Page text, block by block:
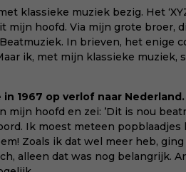
klassieke muziek bezig. Het
mijn hoofd. Via mijn grote broer,
In brieven, het enige
ik, met mijn klassieke muziek,
1967 op verlof naar Nederland.
mijn hoofd en zei: ’Dit is nou
Ik moest meteen popblaadjes
Zoals ik dat wel meer heb,
alleen dat was nog belangrijk.